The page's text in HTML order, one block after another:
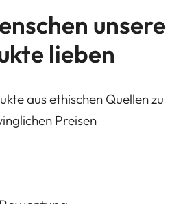
unsere
lieben
aus ethischen Quellen zu
Preisen